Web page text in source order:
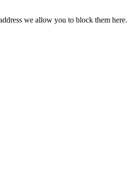
we allow you to block them here.